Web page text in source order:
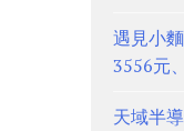
遇見小
3556元
天域半